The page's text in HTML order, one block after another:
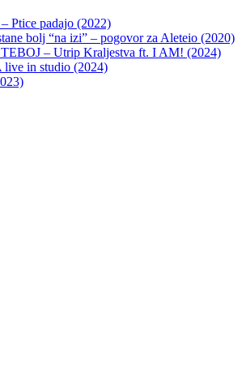
Ptice padajo (2022)
bolj “na izi” – pogovor za Aleteio (2020)
– Utrip Kraljestva ft. I AM! (2024)
in studio (2024)